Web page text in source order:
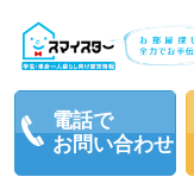
電話で
お問い合わせ